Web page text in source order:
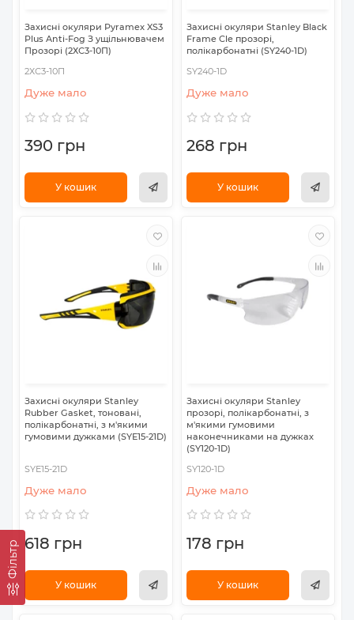
Фільтр
Захисні окуляри Pyramex XS3
Plus Anti-Fog З ущільнювачем
Прозорі (2ХС3-10П)
2ХС3-10П
Дуже мало
390 грн
У кошик
Захисні окуляри Stanley Black
Frame Cle прозорі,
полікарбонатні (SY240-1D)
SY240-1D
Дуже мало
268 грн
У кошик
Захисні окуляри Stanley
Rubber Gasket, тоновані,
полікарбонатні, з м'якими
гумовими дужками (SYE15-21D)
SYE15-21D
Дуже мало
618 грн
У кошик
Захисні окуляри Stanley
прозорі, полікарбонатні, з
м'якими гумовими
наконечниками на дужках
(SY120-1D)
SY120-1D
Дуже мало
178 грн
У кошик